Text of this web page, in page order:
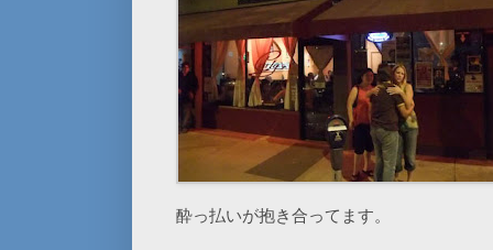
酔っ払いが抱き合ってます。